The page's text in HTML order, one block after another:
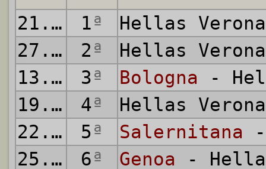
21.08.2021
1ª
Hellas
27.08.2021
2ª
Hellas
13.09.2021
3ª Bologna -
19.09.2021
4ª
Hellas
22.09.2021
5ª Salernitana
25.09.2021
6ª Genoa -